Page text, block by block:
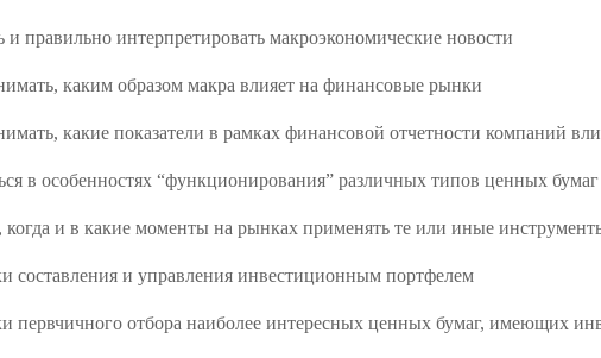
и правильно интерпретировать макроэкономические новости
каким образом макра влияет на финансовые рынки
какие показатели в рамках финансовой отчетности компаний
в особенностях “функционирования” различных типов ценных
когда и в какие моменты на рынках применять те или иные
составления и управления инвестиционным портфелем
первчичного отбора наиболее интересных ценных бумаг, имеющих